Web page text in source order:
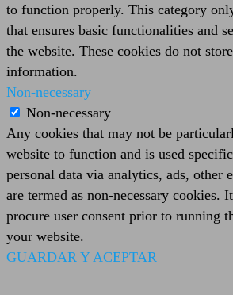
to function properly. This category
that ensures basic functionalities and
the website. These cookies do not
information.
Non-necessary
Non-necessary
Any cookies that may not be
website to function and is used
personal data via analytics, ads, other
are termed as non-necessary cookies.
procure user consent prior to running
your website.
GUARDAR Y ACEPTAR